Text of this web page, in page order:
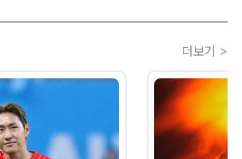
더보기 >